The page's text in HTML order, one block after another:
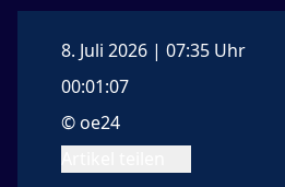
8. Juli 2026 | 07:35 Uhr
00:01:07
© oe24